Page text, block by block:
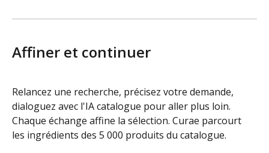
Affiner et continuer
Relancez une recherche, précisez votre demande,
dialoguez avec l'IA catalogue pour aller plus loin.
Chaque échange affine la sélection. Curae parcourt
les ingrédients des 5 000 produits du catalogue.